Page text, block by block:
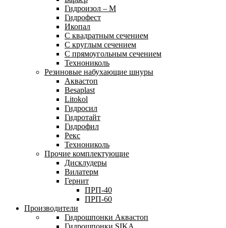
Гидроизол – М
Гидрофест
Икопал
С квадратным сечением
С круглым сечением
С прямоугольным сечением
Технониколь
Резиновые набухающие шнуры
Аквастоп
Besaplast
Litokol
Гидросил
Гидротайт
Гидрофил
Рекс
Технониколь
Прочие комплектующие
Дисклудеры
Вилатерм
Гернит
ПРП-40
ПРП-60
Производители
Гидрошпонки Аквастоп
Гидрошпонки SIKA